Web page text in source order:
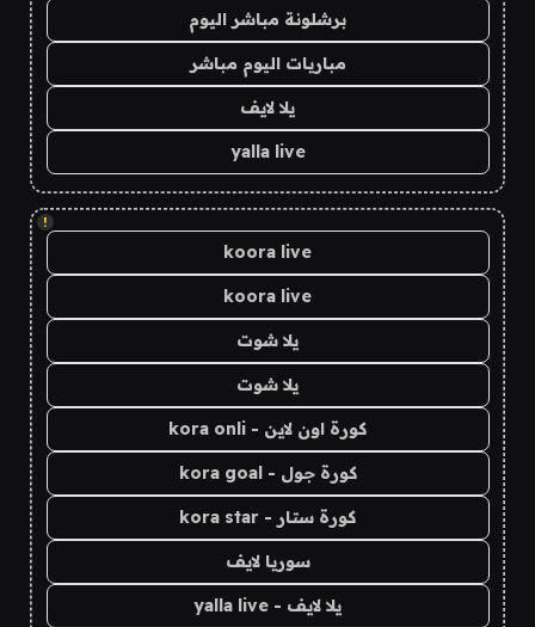
برشلونة مباشر اليوم
مباريات اليوم مباشر
يلا لايف
yalla live
!
koora live
koora live
يلا شوت
يلا شوت
كورة اون لاين - kora onli
كورة جول - kora goal
كورة ستار - kora star
سوريا لايف
يلا لايف - yalla live